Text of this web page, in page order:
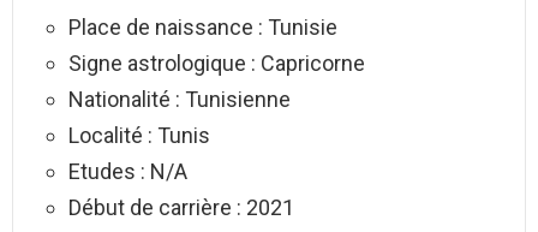
Place de naissance : Tunisie
Signe astrologique : Capricorne
Nationalité : Tunisienne
Localité : Tunis
Etudes : N/A
Début de carrière : 2021